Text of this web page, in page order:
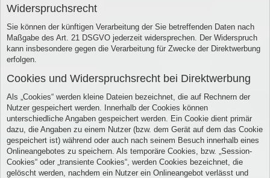
Widerspruchsrecht
Sie können der künftigen Verarbeitung der Sie betreffenden Daten nach
Maßgabe des Art. 21 DSGVO jederzeit widersprechen. Der Widerspruch
kann insbesondere gegen die Verarbeitung für Zwecke der Direktwerbung
erfolgen.
Cookies und Widerspruchsrecht bei Direktwerbung
Als „Cookies“ werden kleine Dateien bezeichnet, die auf Rechnern der
Nutzer gespeichert werden. Innerhalb der Cookies können
unterschiedliche Angaben gespeichert werden. Ein Cookie dient primär
dazu, die Angaben zu einem Nutzer (bzw. dem Gerät auf dem das Cookie
gespeichert ist) während oder auch nach seinem Besuch innerhalb eines
Onlineangebotes zu speichern. Als temporäre Cookies, bzw. „Session-
Cookies“ oder „transiente Cookies“, werden Cookies bezeichnet, die
gelöscht werden, nachdem ein Nutzer ein Onlineangebot verlässt und